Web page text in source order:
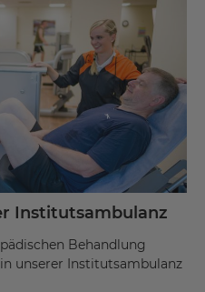
Institutsambulanz
Behandlung
unserer Institutsambulanz